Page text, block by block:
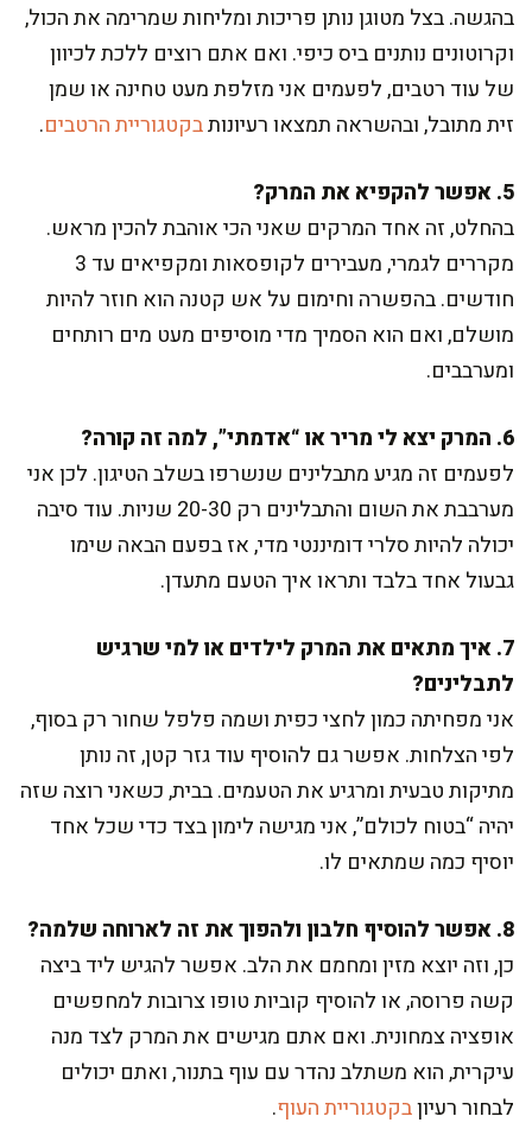
בהגשה. בצל מטוגן נותן פריכות ומליחות שמרימה את הכול,
וקרוטונים נותנים ביס כיפי. ואם אתם רוצים ללכת לכיוון
של עוד רטבים, לפעמים אני מזלפת מעט טחינה או שמן
זית מתובל, ובהשראה תמצאו רעיונותבקטגוריית הרטבים.
5. אפשר להקפיא את המרק?
בהחלט, זה אחד המרקים שאני הכי אוהבת להכין מראש.
מקררים לגמרי, מעבירים לקופסאות ומקפיאים עד 3
חודשים. בהפשרה וחימום על אש קטנה הוא חוזר להיות
מושלם, ואם הוא הסמיך מדי מוסיפים מעט מים רותחים
ומערבבים.
6. המרק יצא לי מריר או “אדמתי”, למה זה קורה?
לפעמים זה מגיע מתבלינים שנשרפו בשלב הטיגון. לכן אני
מערבבת את השום והתבלינים רק 20-30 שניות. עוד סיבה
יכולה להיות סלרי דומיננטי מדי, אז בפעם הבאה שימו
גבעול אחד בלבד ותראו איך הטעם מתעדן.
7. איך מתאים את המרק לילדים או למי שרגיש
לתבלינים?
אני מפחיתה כמון לחצי כפית ושמה פלפל שחור רק בסוף,
לפי הצלחות. אפשר גם להוסיף עוד גזר קטן, זה נותן
מתיקות טבעית ומרגיע את הטעמים. בבית, כשאני רוצה שזה
יהיה “בטוח לכולם”, אני מגישה לימון בצד כדי שכל אחד
יוסיף כמה שמתאים לו.
8. אפשר להוסיף חלבון ולהפוך את זה לארוחה שלמה?
כן, וזה יוצא מזין ומחמם את הלב. אפשר להגיש ליד ביצה
קשה פרוסה, או להוסיף קוביות טופו צרובות למחפשים
אופציה צמחונית. ואם אתם מגישים את המרק לצד מנה
עיקרית, הוא משתלב נהדר עם עוף בתנור, ואתם יכולים
לבחור רעיוןבקטגוריית העוף.